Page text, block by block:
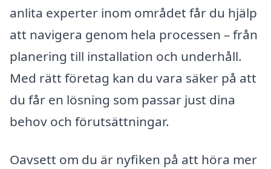
anlita experter inom området får du hjälp
att navigera genom hela processen – från
planering till installation och underhåll.
Med rätt företag kan du vara säker på att
du får en lösning som passar just dina
behov och förutsättningar.
Oavsett om du är nyfiken på att höra mer